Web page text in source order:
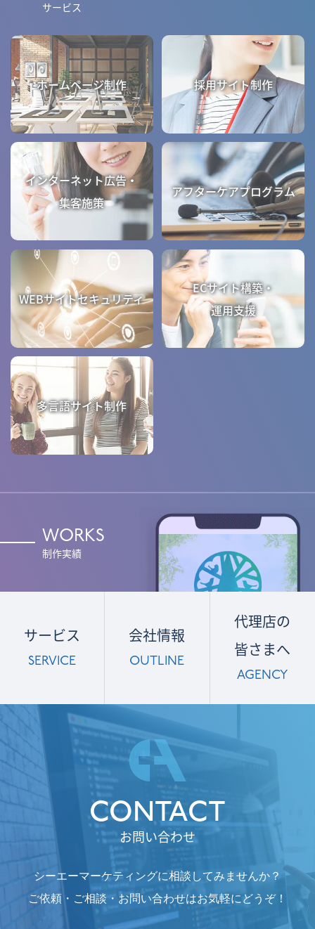
サービス
ホームページ制作 採用サイト制作
インターネット広告・
集客施策
アフターケアプログラム
WEBサイトセキュリティ
ECサイト構築・
運用支援
多言語サイト制作
WORKS
制作実績
サービス
SERVICE
会社情報
OUTLINE
代理店の
皆さまへ
AGENCY
CONTACT
お問い合わせ
シーエーマーケティングに相談してみませんか？
ご依頼・ご相談・お問い合わせはお気軽にどうぞ！